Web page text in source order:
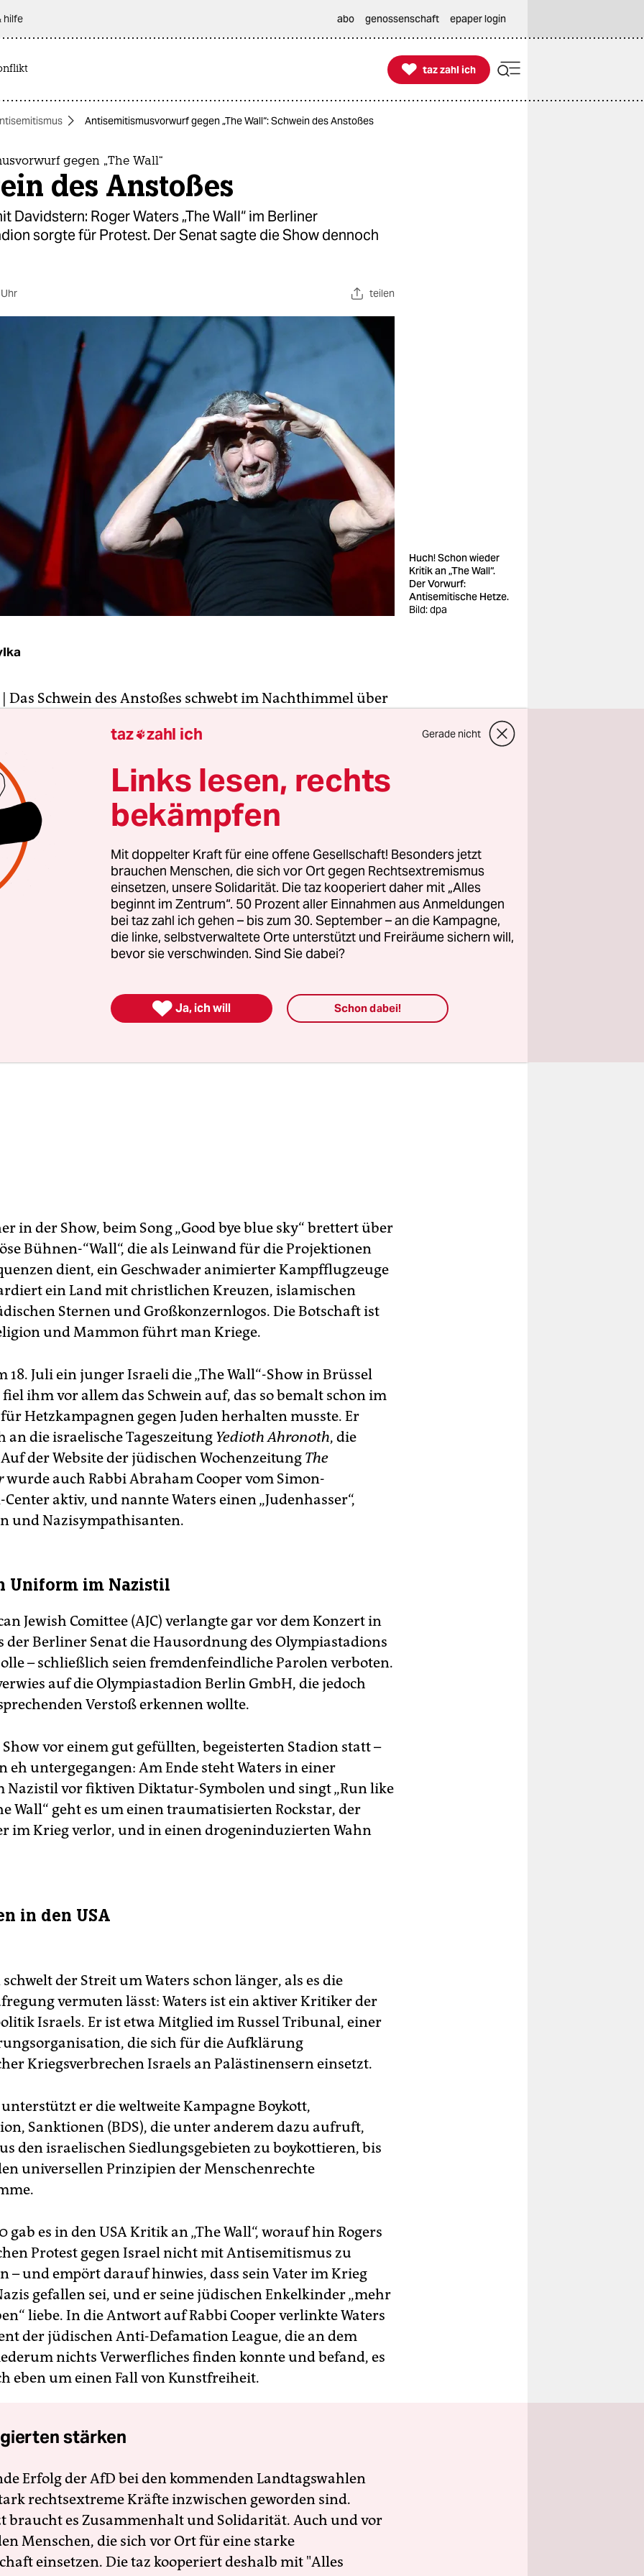
hilfe abo genossenschaft epaper login

taz zahl ich
taz zahl ich
Antisemitismusvorwurf gegen „The Wall“: Schwein des Anstoßes
gegen „The Wall“
des Anstoßes
Davidstern: Roger Waters „The Wall“ im Berliner
sorgte für Protest. Der Senat sagte die Show dennoch
teilen
Huch! Schon wieder
Kritik an „The Wall“.
Der Vorwurf:
Antisemitische Hetze.
Bild: dpa
| Das Schwein des Anstoßes schwebt im Nachthimmel über
sich also nur um einen Keiler handeln. Während es
werden die aufgemalten Symbole angestrahlt:
Halbmond, Kreuz, Hammer und Sichel – und der
des Judentums hat der Berliner Aufführung von Roger
„The Wall“ am Mittwoch eine Menge Ärger bereitet. Zu
Zeitpunkt. Denn bereits seit 2010, als Waters seine
nach der Premiere wieder aufnahm, sind die Symbole
in der Show, beim Song „Good bye blue sky“ brettert über
Bühnen-“Wall“, die als Leinwand für die Projektionen
dient, ein Geschwader animierter Kampfflugzeuge
ein Land mit christlichen Kreuzen, islamischen
Sternen und Großkonzernlogos. Die Botschaft ist
und Mammon führt man Kriege.
18. Juli ein junger Israeli die „The Wall“-Show in Brüssel
ihm vor allem das Schwein auf, das so bemalt schon im
Hetzkampagnen gegen Juden herhalten musste. Er
an die israelische Tageszeitung Yedioth Ahronoth, die
der Website der jüdischen Wochenzeitung The
wurde auch Rabbi Abraham Cooper vom Simon-
aktiv, und nannte Waters einen „Judenhasser“,
und Nazisympathisanten.
Uniform im Nazistil
Jewish Comittee (AJC) verlangte gar vor dem Konzert in
der Berliner Senat die Hausordnung des Olympiastadions
– schließlich seien fremdenfeindliche Parolen verboten.
auf die Olympiastadion Berlin GmbH, die jedoch
Verstoß erkennen wollte.
Show vor einem gut gefüllten, begeisterten Stadion statt –
eh untergegangen: Am Ende steht Waters in einer
Nazistil vor fiktiven Diktatur-Symbolen und singt „Run like
Wall“ geht es um einen traumatisierten Rockstar, der
im Krieg verlor, und in einen drogeninduzierten Wahn
in den USA
schwelt der Streit um Waters schon länger, als es die
vermuten lässt: Waters ist ein aktiver Kritiker der
Israels. Er ist etwa Mitglied im Russel Tribunal, einer
die sich für die Aufklärung
Kriegsverbrechen Israels an Palästinensern einsetzt.
er die weltweite Kampagne Boykott,
Sanktionen (BDS), die unter anderem dazu aufruft,
den israelischen Siedlungsgebieten zu boykottieren, bis
universellen Prinzipien der Menschenrechte
gab es in den USA Kritik an „The Wall“, worauf hin Rogers
Protest gegen Israel nicht mit Antisemitismus zu
– und empört darauf hinwies, dass sein Vater im Krieg
gefallen sei, und er seine jüdischen Enkelkinder „mehr
liebe. In die Antwort auf Rabbi Cooper verlinkte Waters
der jüdischen Anti-Defamation League, die an dem
nichts Verwerfliches finden konnte und befand, es
eben um einen Fall von Kunstfreiheit.
stärken
Erfolg der AfD bei den kommenden Landtagswahlen
rechtsextreme Kräfte inzwischen geworden sind.
braucht es Zusammenhalt und Solidarität. Auch und vor
Menschen, die sich vor Ort für eine starke
einsetzen. Die taz kooperiert deshalb mit "Alles
taz zahl ich Gerade nicht
Links lesen, rechts
bekämpfen
Mit doppelter Kraft für eine offene Gesellschaft! Besonders jetzt
brauchen Menschen, die sich vor Ort gegen Rechtsextremismus
einsetzen, unsere Solidarität. Die taz kooperiert daher mit „Alles
beginnt im Zentrum“. 50 Prozent aller Einnahmen aus Anmeldungen
bei taz zahl ich gehen – bis zum 30. September – an die Kampagne,
die linke, selbstverwaltete Orte unterstützt und Freiräume sichern will,
bevor sie verschwinden. Sind Sie dabei?
 Ja, ich will Schon dabei!